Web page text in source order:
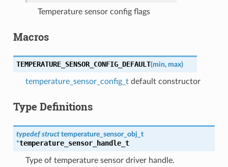
Temperature sensor config flags
Macros
TEMPERATURE_SENSOR_CONFIG_DEFAULT(min, max)
temperature_sensor_config_tdefault constructor
Type Definitions
typedef struct temperature_sensor_obj_t
*temperature_sensor_handle_t
Type of temperature sensor driver handle.